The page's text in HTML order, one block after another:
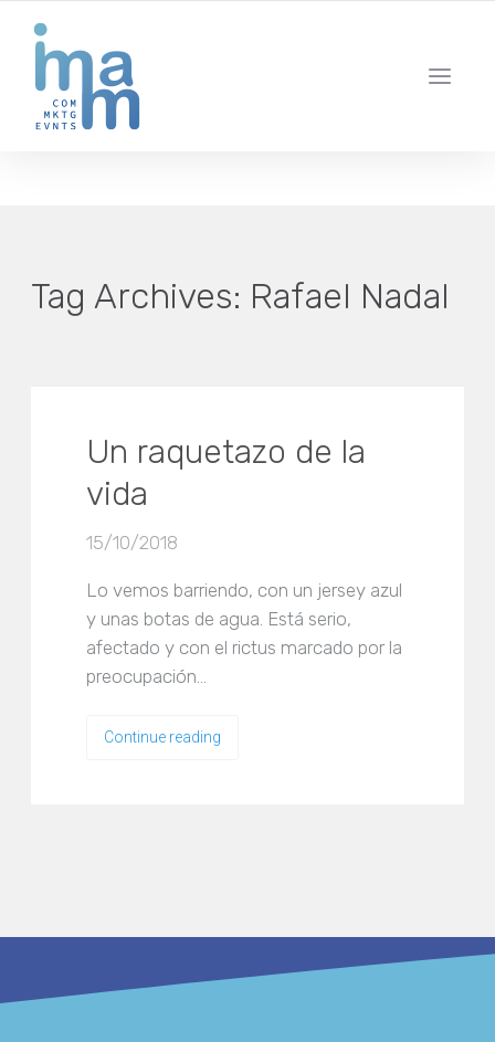
IBIZA · MADRID · BARCELONA
Tag Archives: Rafael Nadal
Un raquetazo de la
vida
15/10/2018
Lo vemos barriendo, con un jersey azul
y unas botas de agua. Está serio,
afectado y con el rictus marcado por la
preocupación…
Continue reading